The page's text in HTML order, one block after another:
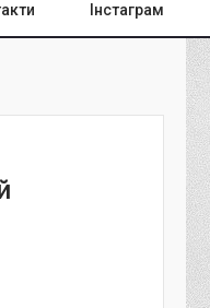
Інстаграм